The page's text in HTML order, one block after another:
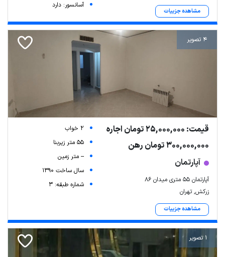
مشاهده جزییات
آسانسور: دارد
4 تصویر
قیمت: 25,000,000 تومان اجاره
300,000,000 تومان رهن
آپارتمان
آپارتمان ۵۵ متری میدان ۸۶
زرکش, تهران
مشاهده جزییات
2 خواب
55 متر زیربنا
-- متر زمین
سال ساخت 1390
شماره طبقه: 3
1 تصویر